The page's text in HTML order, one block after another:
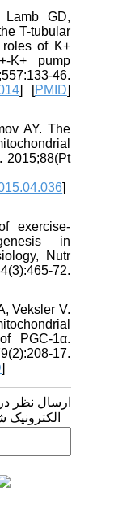
Lamb GD,
T-tubular
roles of K+
K+ pump
46.
] [PMID
AY. The
2015;88(Pt
exercise-
in
Nutr
72.
Veksler V.
PGC-1α.
17.
ارسال نظر
الکترونیک